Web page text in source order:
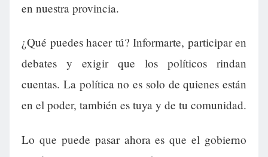
en nuestra provincia.
¿Qué puedes hacer tú? Informarte, participar en
debates y exigir que los políticos rindan
cuentas. La política no es solo de quienes están
en el poder, también es tuya y de tu comunidad.
Lo que puede pasar ahora es que el gobierno